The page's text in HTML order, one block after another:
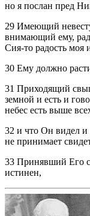
но я послан пред
29 Имеющий
внимающий ему,
Сия-то радость моя
30 Ему должно
31 Приходящий
земной и есть и
небес есть выше
32 и что Он видел и
не принимает
33 Принявший Его
истинен,